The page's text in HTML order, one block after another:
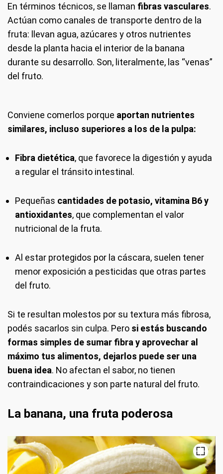
En términos técnicos, se llaman fibras vasculares.
Actúan como canales de transporte dentro de la
fruta: llevan agua, azúcares y otros nutrientes
desde la planta hacia el interior de la banana
durante su desarrollo. Son, literalmente, las “venas”
del fruto.
Conviene comerlos porque aportan nutrientes
similares, incluso superiores a los de la pulpa:
Fibra dietética, que favorece la digestión y ayuda
a regular el tránsito intestinal.
Pequeñas cantidades de potasio, vitamina B6 y
antioxidantes, que complementan el valor
nutricional de la fruta.
Al estar protegidos por la cáscara, suelen tener
menor exposición a pesticidas que otras partes
del fruto.
Si te resultan molestos por su textura más fibrosa,
podés sacarlos sin culpa. Pero si estás buscando
formas simples de sumar fibra y aprovechar al
máximo tus alimentos, dejarlos puede ser una
buena idea. No afectan el sabor, no tienen
contraindicaciones y son parte natural del fruto.
La banana, una fruta poderosa